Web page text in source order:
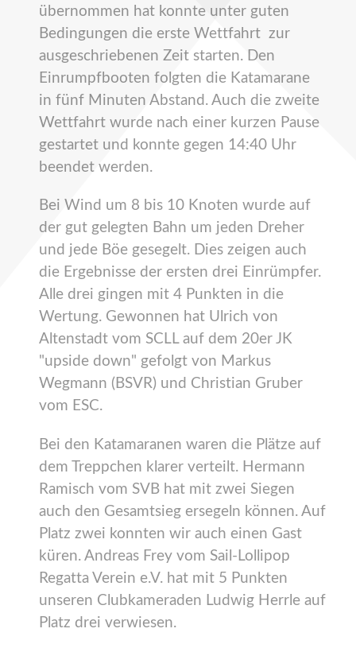
übernommen hat konnte unter guten
Bedingungen die erste Wettfahrt zur
ausgeschriebenen Zeit starten. Den
Einrumpfbooten folgten die Katamarane
in fünf Minuten Abstand. Auch die zweite
Wettfahrt wurde nach einer kurzen Pause
gestartet und konnte gegen 14:40 Uhr
beendet werden.
Bei Wind um 8 bis 10 Knoten wurde auf
der gut gelegten Bahn um jeden Dreher
und jede Böe gesegelt. Dies zeigen auch
die Ergebnisse der ersten drei Einrümpfer.
Alle drei gingen mit 4 Punkten in die
Wertung. Gewonnen hat Ulrich von
Altenstadt vom SCLL auf dem 20er JK
"upside down" gefolgt von Markus
Wegmann (BSVR) und Christian Gruber
vom ESC.
Bei den Katamaranen waren die Plätze auf
dem Treppchen klarer verteilt. Hermann
Ramisch vom SVB hat mit zwei Siegen
auch den Gesamtsieg ersegeln können. Auf
Platz zwei konnten wir auch einen Gast
küren. Andreas Frey vom Sail-Lollipop
Regatta Verein e.V. hat mit 5 Punkten
unseren Clubkameraden Ludwig Herrle auf
Platz drei verwiesen.